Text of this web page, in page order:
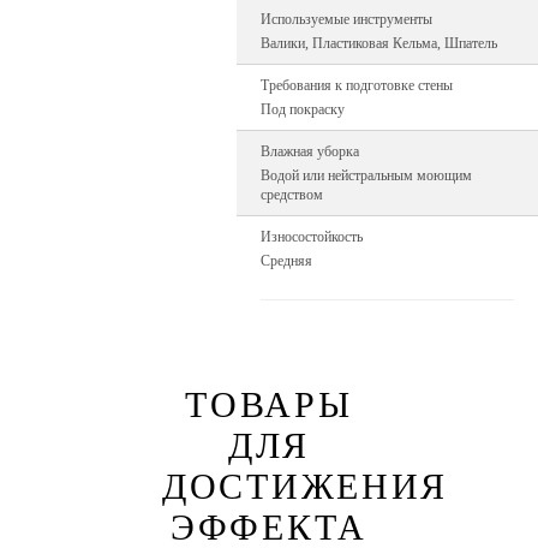
Используемые инструменты
Валики, Пластиковая Кельма, Шпатель
Требования к подготовке стены
Под покраску
Влажная уборка
Водой или нейстральным моющим
средством
Износостойкость
Средняя
ТОВАРЫ
ДЛЯ
ДОСТИЖЕНИЯ
ЭФФЕКТА